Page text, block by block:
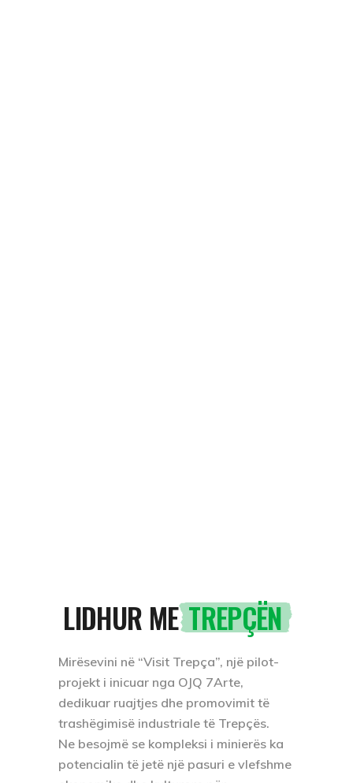
LIDHUR METREPÇËN
Mirësevini në “Visit Trepça”, një pilot-
projekt i inicuar nga OJQ 7Arte,
dedikuar ruajtjes dhe promovimit të
trashëgimisë industriale të Trepçës.
Ne besojmë se kompleksi i minierës ka
potencialin të jetë një pasuri e vlefshme